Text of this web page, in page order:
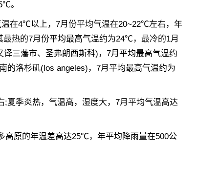
。
在4℃以上，7月份平均气温在20~22℃左右，年
热的7月份平均最高气温约为24℃，最冷的1月
三藩市、圣弗朗西斯科)，7月平均最高气温约
洛杉矶(los angeles)，7月平均最高气温约为
季炎热，气温高，湿度大，7月平均气温高达
原的年温差高达25℃，年平均降雨量在500公